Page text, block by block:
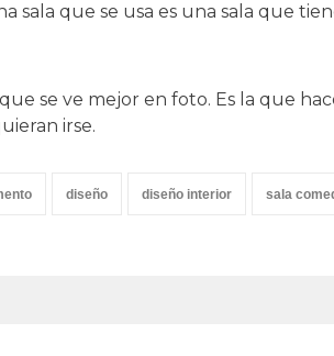
sala que se usa es una sala que
se ve mejor en foto. Es la que
irse.
diseño diseño interior sala